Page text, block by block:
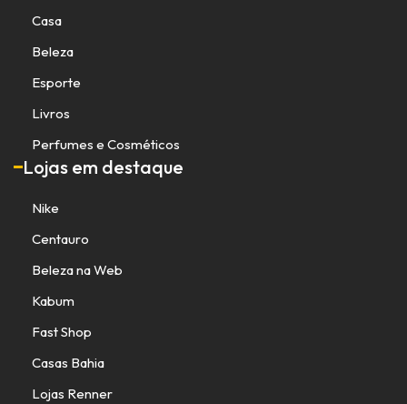
Casa
Beleza
Esporte
Livros
Perfumes e Cosméticos
Lojas em destaque
Nike
Centauro
Beleza na Web
Kabum
Fast Shop
Casas Bahia
Lojas Renner